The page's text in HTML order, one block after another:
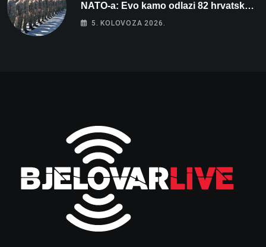
NATO-a: Evo kamo odlazi 82 hrvatska
vojnika i 6 vojnikinja
5. KOLOVOZA 2026.